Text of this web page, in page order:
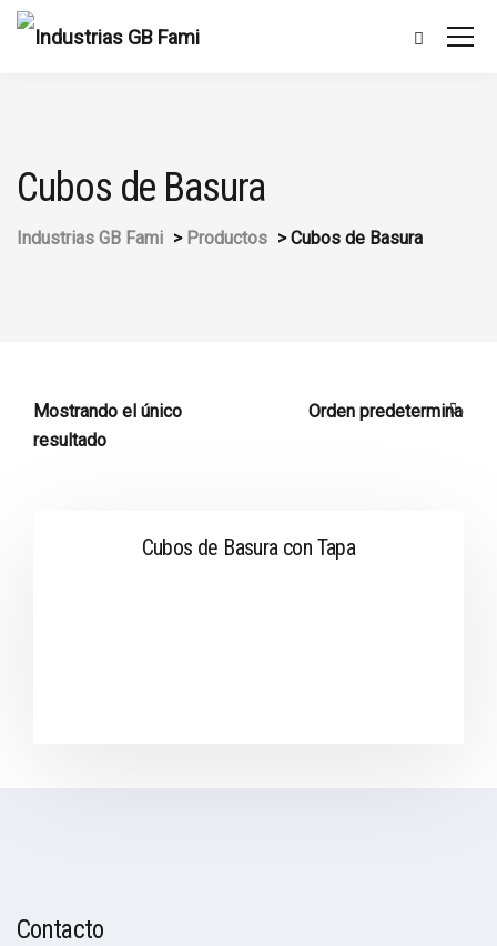
Cubos de Basura
Industrias GB Fami > Productos >Cubos de Basura
Mostrando el único
resultado
Cubos de Basura con Tapa
Contacto